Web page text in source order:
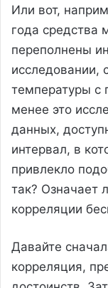
Или вот,
года средства
переполнены
исследовании,
температуры с
менее это
данных,
интервал, в
привлекло
так? Означает
корреляции
Давайте
корреляция,